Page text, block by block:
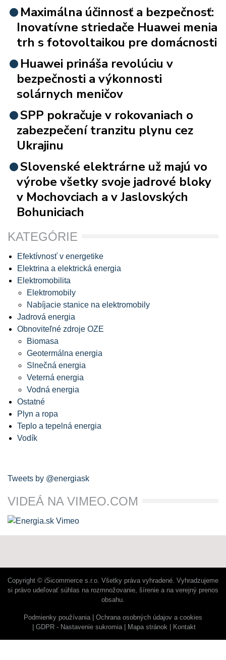
Maximálna účinnosť a bezpečnosť:
Inovatívne striedače Huawei menia
trh s fotovoltaikou pre domácnosti
Huawei prináša revolúciu v
bezpečnosti a výkonnosti
solárnych meničov
SPP pokračuje v rokovaniach o
zabezpečení tranzitu plynu cez
Ukrajinu
Slovenské elektrárne už majú vo
výrobe všetky svoje jadrové bloky
v Mochovciach a v Jaslovských
Bohuniciach
KATEGÓRIE
Efektívnosť v energetike
Elektrina a elektrická energia
Elektromobilita
Elektromobily
Nabíjacie stanice na elektromobily
Jadrová energia
Obnoviteľné zdroje OZE
Biomasa
Geotermálna energia
Slnečná energia
Veterná energia
Vodná energia
Ostatné
Plyn a ropa
Teplo a tepelná energia
Vodík
Tweets by @energiask
VIDEÁ NA VIMEO.COM
Copyright © iSicommerce s.r.o. Všetky práva vyhradené. Vyhradzujeme
si právo udeľovať súhlas na rozmnožovanie, šírenie a na verejný prenos
obsahu.
Podmienky používania
Ochrana osobných údajov a cookies
GDPR - Nastavenie sukromia
Mapa stránok Kontakt